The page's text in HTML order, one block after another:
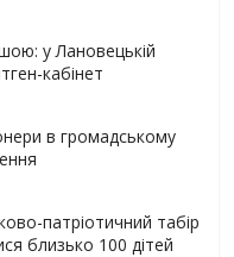
у Лановецькій
кабінет
в громадському
патріотичний табір
близько 100 дітей